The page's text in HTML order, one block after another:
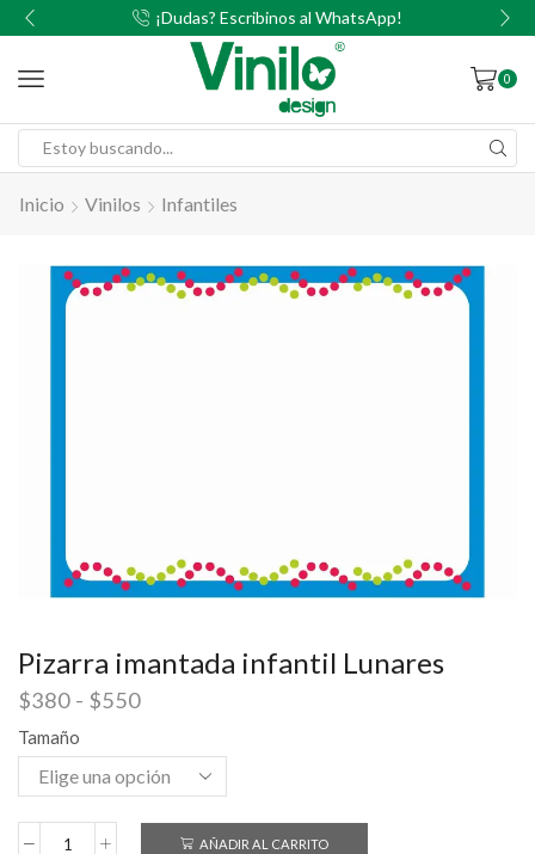
¡Dudas? Escribinos al WhatsApp!
0
Inicio Vinilos Infantiles
Pizarra imantada infantil Lunares
$380 - $550
Tamaño
AÑADIR AL CARRITO